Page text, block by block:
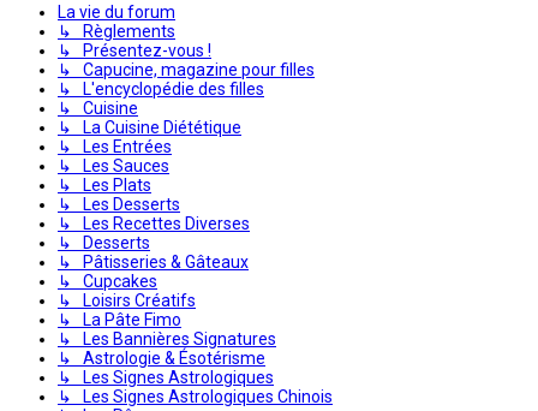
La vie du forum
↳ Règlements
↳ Présentez-vous !
↳ Capucine, magazine pour filles
↳ L'encyclopédie des filles
↳ Cuisine
↳ La Cuisine Diététique
↳ Les Entrées
↳ Les Sauces
↳ Les Plats
↳ Les Desserts
↳ Les Recettes Diverses
↳ Desserts
↳ Pâtisseries & Gâteaux
↳ Cupcakes
↳ Loisirs Créatifs
↳ La Pâte Fimo
↳ Les Bannières Signatures
↳ Astrologie & Ésotérisme
↳ Les Signes Astrologiques
↳ Les Signes Astrologiques Chinois